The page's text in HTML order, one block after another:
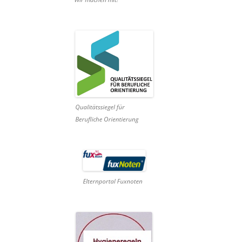
Qualitätssiegel für
Berufliche Orientierung
Elternportal Fuxnoten